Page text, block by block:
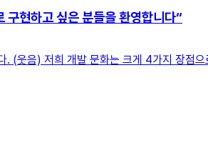
현하고 싶은 분들을 환영합니다“
(웃음) 저희 개발 문화는 크게 4가지 장점